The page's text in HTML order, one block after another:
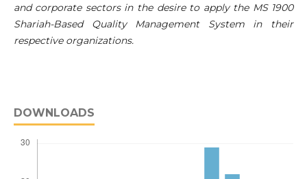
and corporate sectors in the desire to apply the MS 1900
Shariah-Based Quality Management System in their
respective organizations.
DOWNLOADS